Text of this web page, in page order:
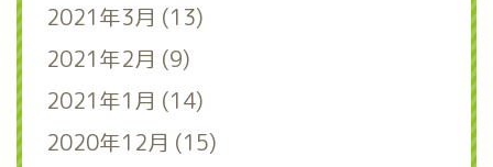
2021年3月 (13)
2021年2月 (9)
2021年1月 (14)
2020年12月 (15)